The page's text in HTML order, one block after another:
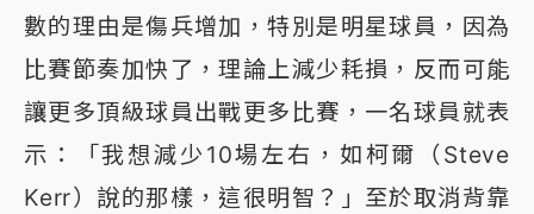
數的理由是傷兵增加，特別是明星球員，因為
比賽節奏加快了，理論上減少耗損，反而可能
讓更多頂級球員出戰更多比賽，一名球員就表
示：「我想減少10場左右，如柯爾（Steve
Kerr）說的那樣，這很明智？」至於取消背靠